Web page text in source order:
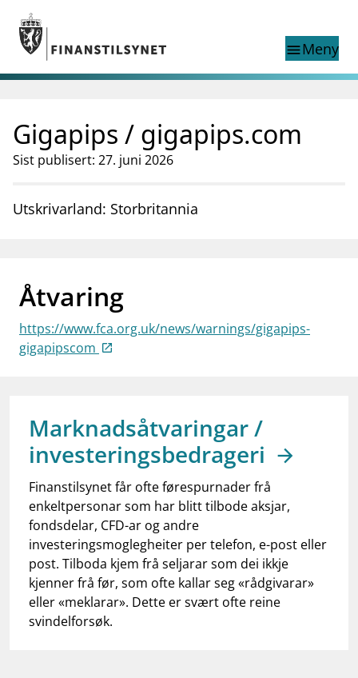
Gå til hovedinnhold
Gå til søkesiden
menuMeny
nettstedet
language
English
English
English home page
Tilsyn
Finanstilsynets registre
businessOm Finanstilsynet
mail_outlineKontakt oss
notifications_noneAbonner på nyhetsvarsel
Gigapips / gigapips.com
Sist publisert: 27. juni 2026
Utskrivarland: Storbritannia
Åtvaring
https://www.fca.org.uk/news/warnings/gigapips-
gigapipscom
Marknadsåtvaringar /
investeringsbedrageri
Finanstilsynet får ofte førespurnader frå
enkeltpersonar som har blitt tilbode aksjar,
fondsdelar, CFD-ar og andre
investeringsmoglegheiter per telefon, e-post eller
post. Tilboda kjem frå seljarar som dei ikkje
kjenner frå før, som ofte kallar seg «rådgivarar»
eller «meklarar». Dette er svært ofte reine
svindelforsøk.